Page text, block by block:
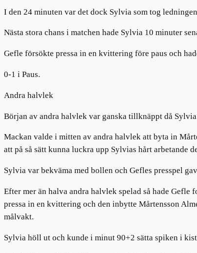
I den 24 minuten var det dock Sylvia som tog
Nästa stora chans i matchen hade Sylvia 10 minuter
Gefle försökte pressa in en kvittering före paus och
0-1 i Paus.
Andra halvlek
Början av andra halvlek var ganska tillknäppt då
Mackan valde i mitten av andra halvlek att byta in
att på så sätt kunna luckra upp Sylvias hårt arbetande
Sylvia var bekväma med bollen och Gefles presspel
Efter mer än halva andra halvlek spelad så hade
pressa in en kvittering och den inbytte Mårtensson
målvakt.
Sylvia höll ut och kunde i minut 90+2 sätta spiken i